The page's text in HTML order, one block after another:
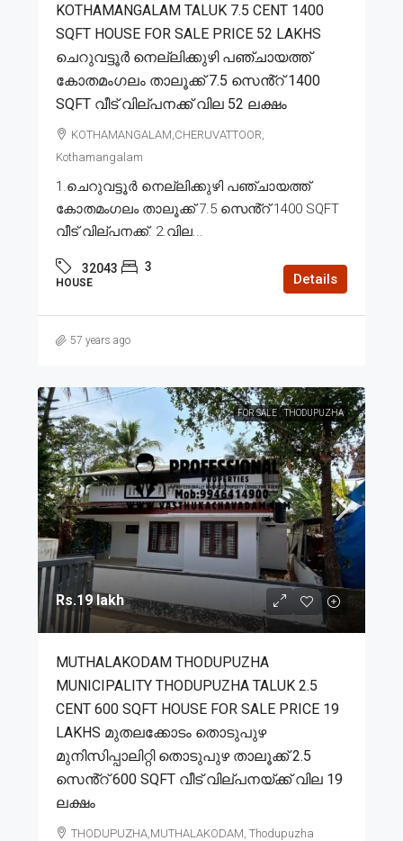
KOTHAMANGALAM TALUK 7.5 CENT 1400
SQFT HOUSE FOR SALE PRICE 52 LAKHS
ചെറുവട്ടൂർ നെല്ലിക്കുഴി പഞ്ചായത്ത്
കോതമംഗലം താലൂക്ക് 7.5 സെൻ്റ് 1400
SQFT വീട് വില്പനക്ക് വില 52 ലക്ഷം
KOTHAMANGALAM,CHERUVATTOOR,
Kothamangalam
1.ചെറുവട്ടൂർ നെല്ലിക്കുഴി പഞ്ചായത്ത്
കോതമംഗലം താലൂക്ക് 7.5 സെൻ്റ് 1400 SQFT
വീട് വില്പനക്ക്. 2.വില...
32043 3
HOUSE Details
57 years ago
FOR SALE THODUPUZHA
Rs.19 lakh
MUTHALAKODAM THODUPUZHA
MUNICIPALITY THODUPUZHA TALUK 2.5
CENT 600 SQFT HOUSE FOR SALE PRICE 19
LAKHS മുതലക്കോടം തൊടുപുഴ
മുനിസിപ്പാലിറ്റി തൊടുപുഴ താലൂക്ക് 2.5
സെൻ്റ് 600 SQFT വീട് വില്പനയ്ക്ക് വില 19
ലക്ഷം
THODUPUZHA,MUTHALAKODAM, Thodupuzha